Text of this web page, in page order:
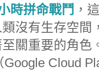
時拼命戰鬥 ，
沒有生存空間
關重要的角色
Google Cloud